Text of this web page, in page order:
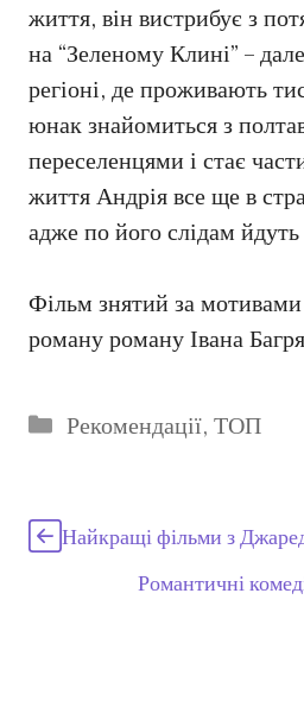
життя, він вистрибує з
на “Зеленому Клині” –
регіоні, де проживають
юнак знайомиться з
переселенцями і стає
життя Андрія все ще в
адже по його слідам
Фільм знятий за
роману роману Івана
Категорії
Рекомендації, ТОП
Найкращі фільми з
Романтичні